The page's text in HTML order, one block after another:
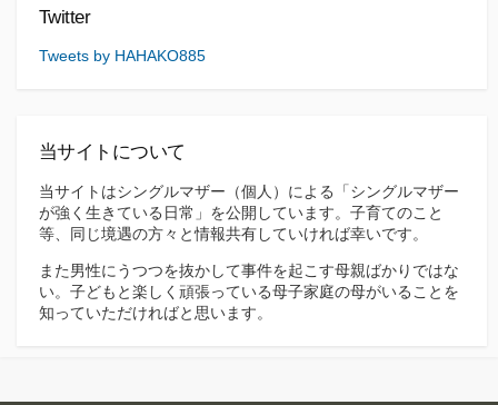
Twitter
Tweets by HAHAKO885
当サイトについて
当サイトはシングルマザー（個人）による「シングルマザー
が強く生きている日常」を公開しています。子育てのこと
等、同じ境遇の方々と情報共有していければ幸いです。
また男性にうつつを抜かして事件を起こす母親ばかりではな
い。子どもと楽しく頑張っている母子家庭の母がいることを
知っていただければと思います。